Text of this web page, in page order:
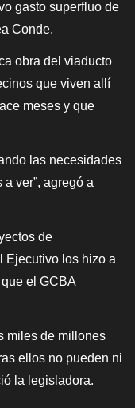
gasto superfluo de
Conde.
obra del viaducto
os que viven allí
meses y que
las necesidades
ver”, agregó a
de
Ejecutivo los hizo a
el GCBA
miles de millones
ellos no pueden ni
la legisladora.